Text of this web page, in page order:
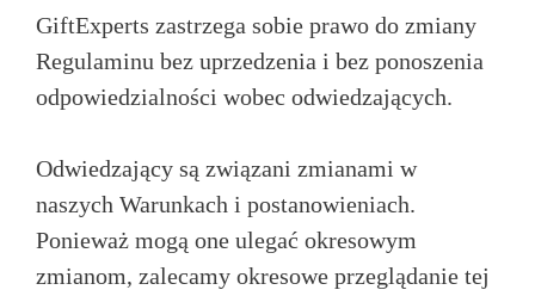
GiftExperts zastrzega sobie prawo do zmiany
Regulaminu bez uprzedzenia i bez ponoszenia
odpowiedzialności wobec odwiedzających.
Odwiedzający są związani zmianami w
naszych Warunkach i postanowieniach.
Ponieważ mogą one ulegać okresowym
zmianom, zalecamy okresowe przeglądanie tej